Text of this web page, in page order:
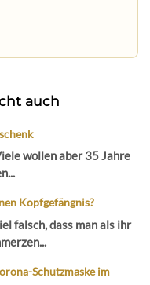
auch
wollen aber 35 Jahre
Kopfgefängnis?
falsch, dass man als ihr
Schutzmaske im